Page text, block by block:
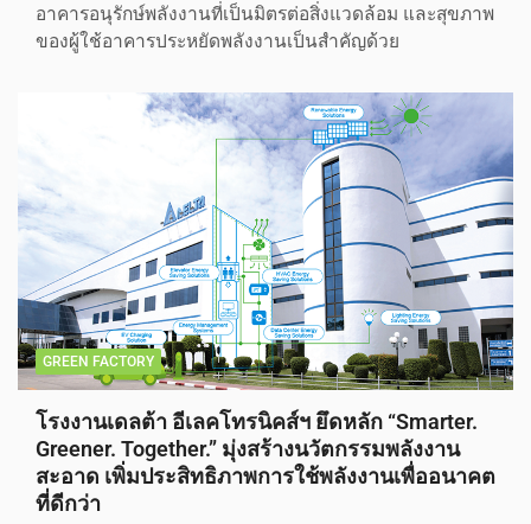
อาคารอนุรักษ์พลังงานที่เป็นมิตรต่อสิ่งแวดล้อม และสุขภาพ
ของผู้ใช้อาคารประหยัดพลังงานเป็นสำคัญด้วย
GREEN FACTORY
โรงงานเดลต้า อีเลคโทรนิคส์ฯ ยึดหลัก “Smarter.
Greener. Together.” มุ่งสร้างนวัตกรรมพลังงาน
สะอาด เพิ่มประสิทธิภาพการใช้พลังงานเพื่ออนาคต
ที่ดีกว่า